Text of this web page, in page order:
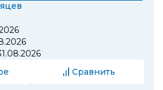
Сравнить